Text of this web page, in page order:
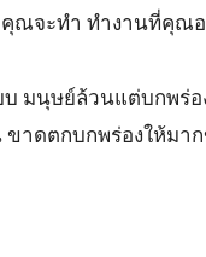
ณจะทำ ทำงานที่คุณ
มนุษย์ล้วนแต่บกพร่
าดตกบกพร่องให้ม